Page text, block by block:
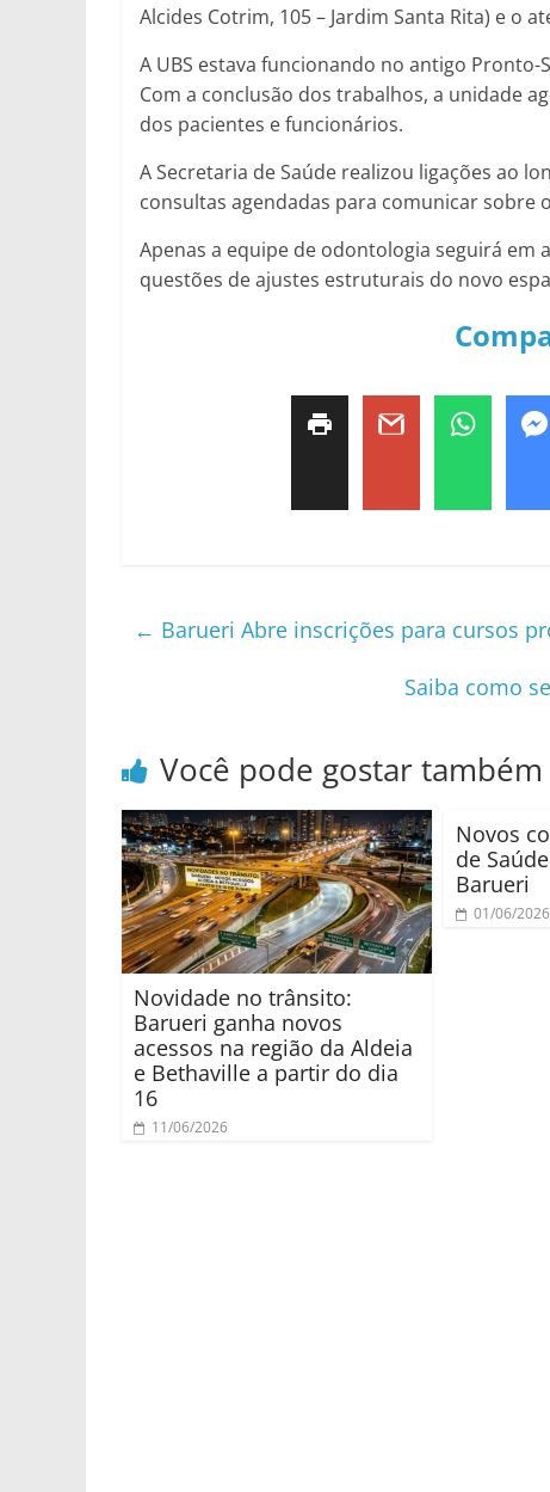
Alcides Cotrim, 105 – Jardim Santa Rita) e o
A UBS estava funcionando no antigo
Com a conclusão dos trabalhos, a unidade
dos pacientes e funcionários.
A Secretaria de Saúde realizou ligações ao
consultas agendadas para comunicar sobre
Apenas a equipe de odontologia seguirá
questões de ajustes estruturais do novo
← Barueri Abre inscrições para cursos
Saiba como
Você pode gostar também
Novidade no trânsito:
Barueri ganha novos
acessos na região da Aldeia
e Bethaville a partir do dia
16
11/06/2026
Novos
de
Barueri
01/06/2026